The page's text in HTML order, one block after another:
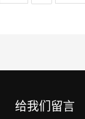
给我们留言